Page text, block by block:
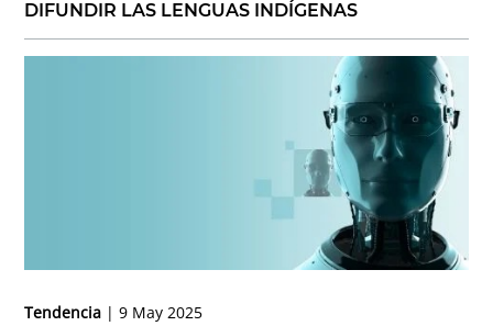
DIFUNDIR LAS LENGUAS INDÍGENAS
Tendencia
9 May 2025